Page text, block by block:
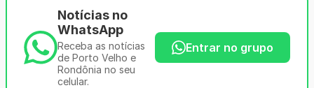
Notícias no
WhatsApp
Receba as notícias
de Porto Velho e
Rondônia no seu
celular.
Entrar no grupo